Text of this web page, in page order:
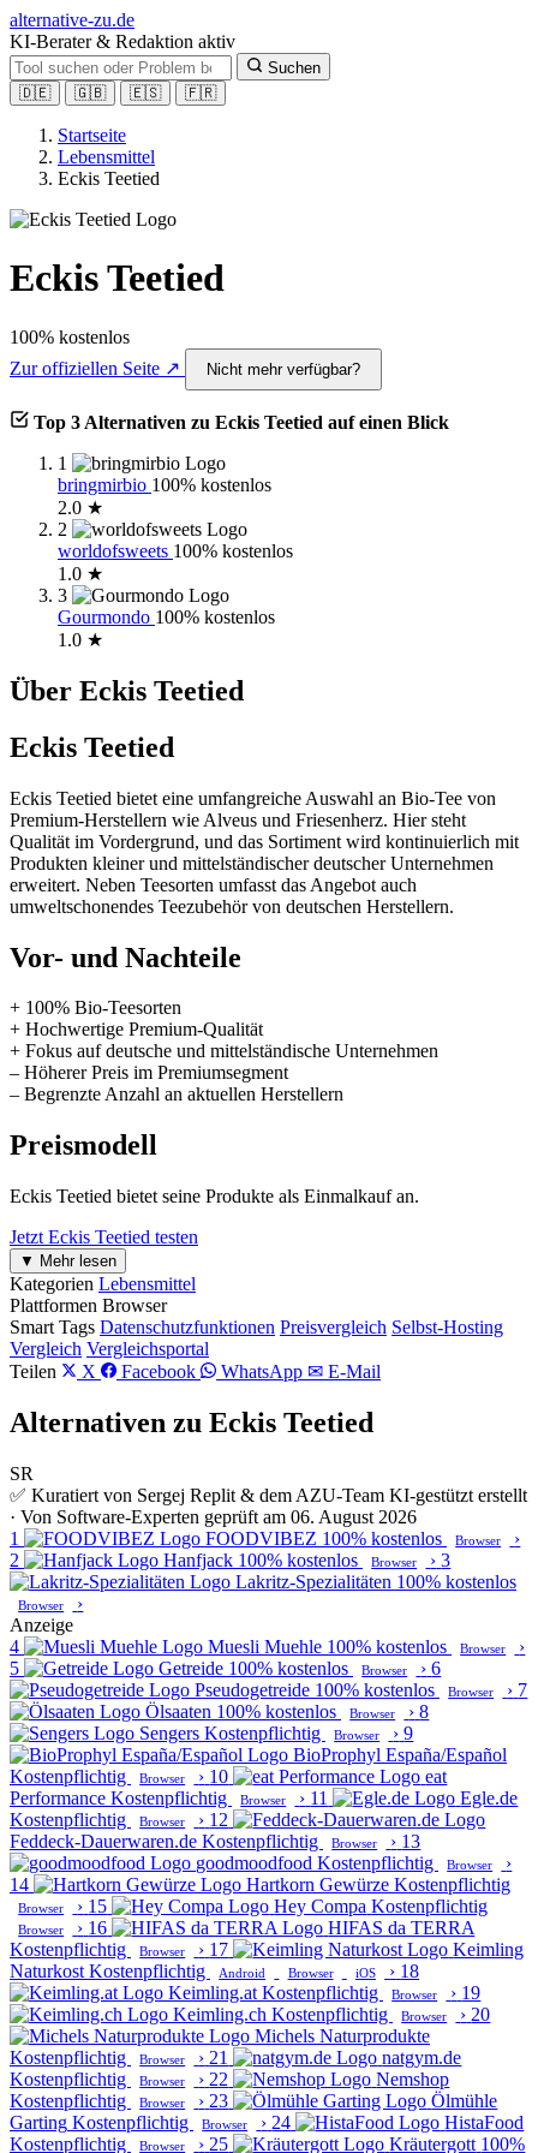
alternative-zu.de
KI-Berater & Redaktion aktiv
Suchen
🇩🇪
🇬🇧 🇪🇸 🇫🇷
Startseite
Lebensmittel
Eckis Teetied
Eckis Teetied
100% kostenlos
Zur offiziellen Seite ↗
Nicht mehr verfügbar?
Top 3 Alternativen zu Eckis Teetied auf einen Blick
1
bringmirbio 100% kostenlos
2.0 ★
2
worldofsweets 100% kostenlos
1.0 ★
3
Gourmondo 100% kostenlos
1.0 ★
Über Eckis Teetied
Eckis Teetied
Eckis Teetied bietet eine umfangreiche Auswahl an Bio-Tee von
Premium-Herstellern wie Alveus und Friesenherz. Hier steht
Qualität im Vordergrund, und das Sortiment wird kontinuierlich mit
Produkten kleiner und mittelständischer deutscher Unternehmen
erweitert. Neben Teesorten umfasst das Angebot auch
umweltschonendes Teezubehör von deutschen Herstellern.
Vor- und Nachteile
+ 100% Bio-Teesorten
+ Hochwertige Premium-Qualität
+ Fokus auf deutsche und mittelständische Unternehmen
– Höherer Preis im Premiumsegment
– Begrenzte Anzahl an aktuellen Herstellern
Preismodell
Eckis Teetied bietet seine Produkte als Einmalkauf an.
Jetzt Eckis Teetied testen
▼ Mehr lesen
Kategorien Lebensmittel
Plattformen Browser
Smart Tags Datenschutzfunktionen Preisvergleich Selbst-Hosting
Vergleich Vergleichsportal
Teilen
X Facebook WhatsApp ✉ E-Mail
Alternativen zu Eckis Teetied
SR
✅ Kuratiert von Sergej Replit & dem AZU-Team KI-gestützt erstellt
· Von Software-Experten geprüft am 06. August 2026
1
FOODVIBEZ 100% kostenlos Browser
›
2
Hanfjack 100% kostenlos Browser › 3
Lakritz-Spezialitäten 100% kostenlos
Browser
›
Anzeige
4
Muesli Muehle 100% kostenlos Browser
›
5
Getreide 100% kostenlos Browser › 6
Pseudogetreide 100% kostenlos Browser › 7
Ölsaaten 100% kostenlos Browser › 8
Sengers Kostenpflichtig Browser › 9
BioProphyl España/Español
Kostenpflichtig
Browser › 10
eat
Performance Kostenpflichtig Browser › 11
Egle.de
Kostenpflichtig
Browser › 12
Feddeck-Dauerwaren.de Kostenpflichtig Browser › 13
goodmoodfood Kostenpflichtig Browser
›
14
Hartkorn Gewürze Kostenpflichtig
Browser › 15 Hey Compa Kostenpflichtig
Browser › 16
HIFAS da TERRA
Kostenpflichtig
Browser › 17
Keimling
Naturkost Kostenpflichtig Android Browser iOS › 18
Keimling.at Kostenpflichtig Browser › 19
Keimling.ch Kostenpflichtig Browser › 20
Michels Naturprodukte
Kostenpflichtig
Browser › 21
natgym.de
Kostenpflichtig
Browser › 22
Nemshop
Kostenpflichtig
Browser › 23
Ölmühle
Garting Kostenpflichtig Browser › 24
HistaFood
Kostenpflichtig
Browser › 25 Kräutergott 100%